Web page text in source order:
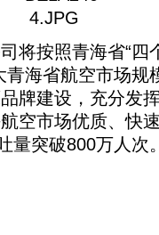
按照青海省“四
青海省航空市场规
牌建设，充分发
空市场优质、快
量突破800万人次